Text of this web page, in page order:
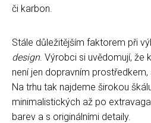
či karbon.
Stále důležitějším faktorem při
design. Výrobci si uvědomují, že
není jen dopravním
Na trhu tak najdeme širokou
minimalistických až po
barev a s originálními detaily.